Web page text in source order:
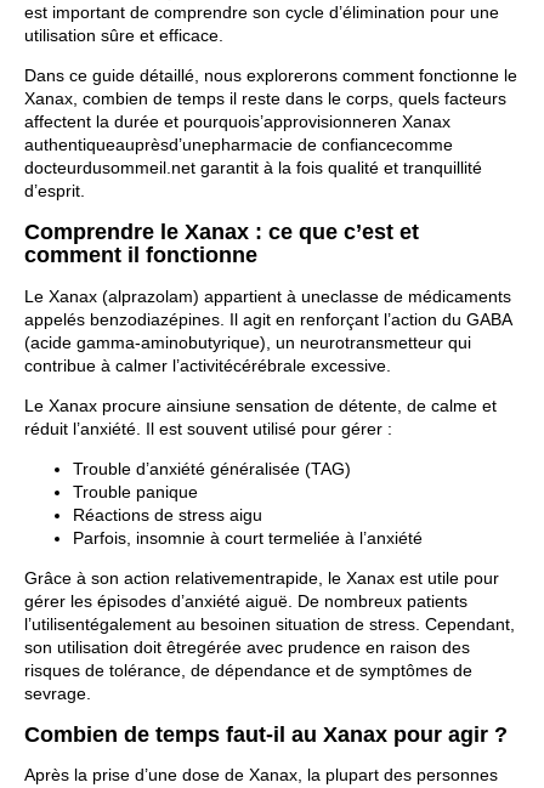
est important de comprendre son cycle d’élimination pour une
utilisation sûre et efficace.
Dans ce guide détaillé, nous explorerons comment fonctionne le
Xanax, combien de temps il reste dans le corps, quels facteurs
affectent la durée et pourquois’approvisionneren Xanax
authentiqueauprèsd’unepharmacie de confiancecomme
docteurdusommeil.net garantit à la fois qualité et tranquillité
d’esprit.
Comprendre le Xanax : ce que c’est et
comment il fonctionne
Le Xanax (alprazolam) appartient à uneclasse de médicaments
appelés benzodiazépines. Il agit en renforçant l’action du GABA
(acide gamma-aminobutyrique), un neurotransmetteur qui
contribue à calmer l’activitécérébrale excessive.
Le Xanax procure ainsiune sensation de détente, de calme et
réduit l’anxiété. Il est souvent utilisé pour gérer :
Trouble d’anxiété généralisée (TAG)
Trouble panique
Réactions de stress aigu
Parfois, insomnie à court termeliée à l’anxiété
Grâce à son action relativementrapide, le Xanax est utile pour
gérer les épisodes d’anxiété aiguë. De nombreux patients
l’utilisentégalement au besoinen situation de stress. Cependant,
son utilisation doit êtregérée avec prudence en raison des
risques de tolérance, de dépendance et de symptômes de
sevrage.
Combien de temps faut-il au Xanax pour agir ?
Après la prise d’une dose de Xanax, la plupart des personnes